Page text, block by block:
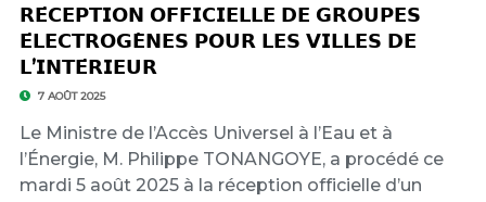
𝗥𝗘́𝗖𝗘𝗣𝗧𝗜𝗢𝗡 𝗢𝗙𝗙𝗜𝗖𝗜𝗘𝗟𝗟𝗘 𝗗𝗘 𝗚𝗥𝗢𝗨𝗣𝗘𝗦
𝗘́𝗟𝗘𝗖𝗧𝗥𝗢𝗚𝗘̀𝗡𝗘𝗦 𝗣𝗢𝗨𝗥 𝗟𝗘𝗦 𝗩𝗜𝗟𝗟𝗘𝗦 𝗗𝗘
𝗟’𝗜𝗡𝗧𝗘́𝗥𝗜𝗘𝗨𝗥
7 AOÛT 2025
Le Ministre de l’Accès Universel à l’Eau et à
l’Énergie, M. Philippe TONANGOYE, a procédé ce
mardi 5 août 2025 à la réception officielle d’un